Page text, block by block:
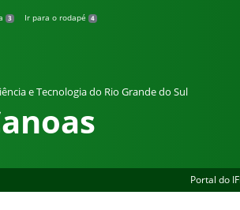
3 Ir para o rodapé 4
e Tecnologia do Rio Grande do Sul
Portal do